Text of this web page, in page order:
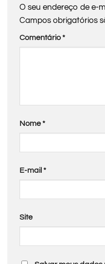
O seu endereço de e-
Campos obrigatórios
Comentário*
Nome*
E-mail *
Site